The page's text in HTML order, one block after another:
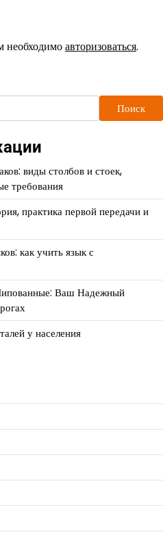
необходимоавторизоваться.
Поиск
виды столбов и стоек,
требования
практика первой передачи и
как учить язык с
Ваш Надежный
у населения